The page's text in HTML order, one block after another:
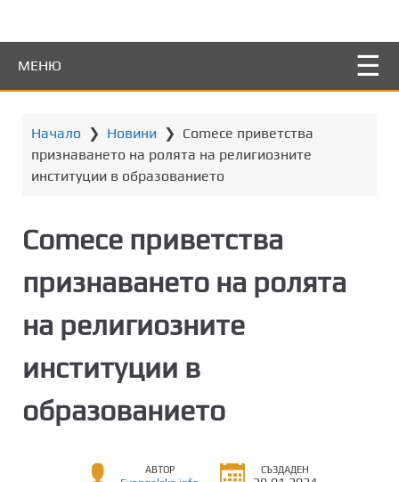
е
МЕНЮ
Начало ❯ Новини ❯ Comece приветства
признаването на ролята на религиозните
институции в образованието
Comece приветства
признаването на ролята
на религиозните
институции в
образованието
АВТОР СЪЗДАДЕН